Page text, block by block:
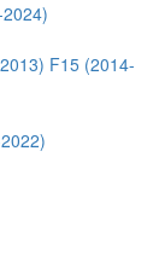
F15 (2014-